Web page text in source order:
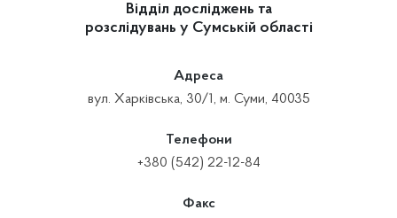
Відділ досліджень та
розслідувань у Сумській області
Адреса
вул. Харківська, 30/1, м. Суми, 40035
Телефони
+380 (542) 22-12-84
Факс